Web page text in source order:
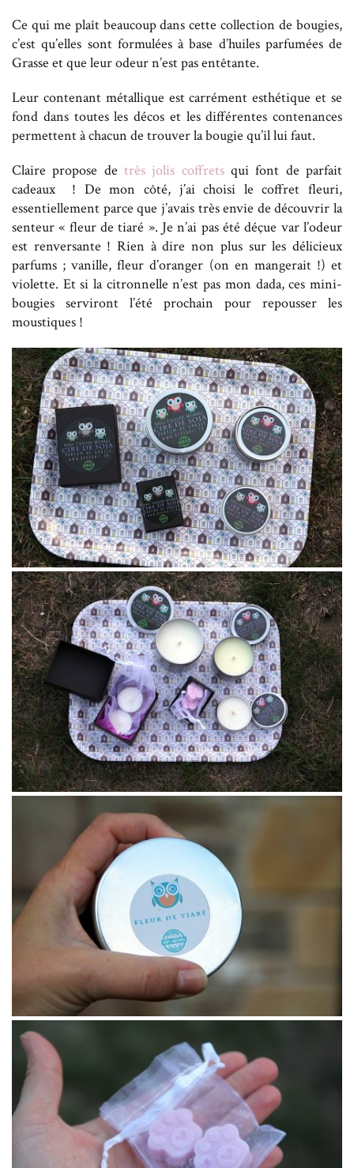
Ce qui me plaît beaucoup dans cette collection de bougies,
c’est qu’elles sont formulées à base d’huiles parfumées de
Grasse et que leur odeur n’est pas entêtante.
Leur contenant métallique est carrément esthétique et se
fond dans toutes les décos et les différentes contenances
permettent à chacun de trouver la bougie qu’il lui faut.
Claire propose de très jolis coffretsqui font de parfait
cadeaux ! De mon côté, j’ai choisi le coffret fleuri,
essentiellement parce que j’avais très envie de découvrir la
senteur « fleur de tiaré ». Je n’ai pas été déçue var l’odeur
est renversante ! Rien à dire non plus sur les délicieux
parfums ; vanille, fleur d’oranger (on en mangerait !) et
violette. Et si la citronnelle n’est pas mon dada, ces mini-
bougies serviront l’été prochain pour repousser les
moustiques !